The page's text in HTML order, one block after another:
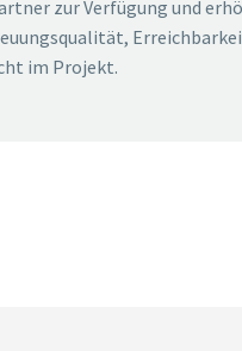
zur Verfügung und
im Projekt.